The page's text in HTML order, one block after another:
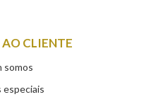
CLIENTE
somos
especiais